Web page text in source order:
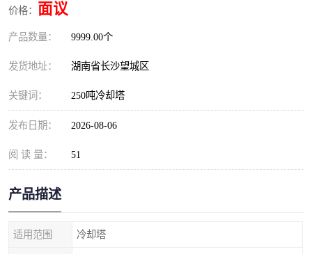
价格： 面议
产品数量： 9999.00个
发货地址： 湖南省长沙望城区
关键词： 250吨冷却塔
发布日期： 2026-08-06
阅 读 量： 51
产品描述
适用范围 冷却塔